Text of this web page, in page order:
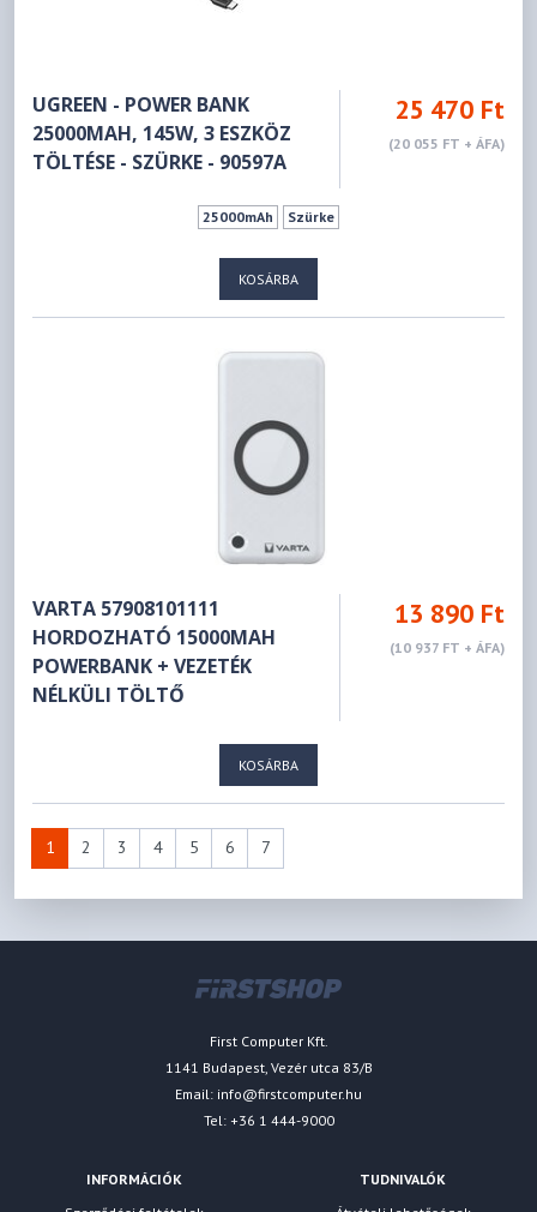
UGREEN - POWER BANK
25000MAH, 145W, 3 ESZKÖZ
TÖLTÉSE - SZÜRKE - 90597A
25 470 Ft
(20 055 FT + ÁFA)
25000mAh Szürke
KOSÁRBA
VARTA 57908101111
HORDOZHATÓ 15000MAH
POWERBANK + VEZETÉK
NÉLKÜLI TÖLTŐ
13 890 Ft
(10 937 FT + ÁFA)
KOSÁRBA
1 2 3 4 5 6 7
First Computer Kft.
1141 Budapest, Vezér utca 83/B
Email: info@firstcomputer.hu
Tel: +36 1 444-9000
INFORMÁCIÓK
TUDNIVALÓK